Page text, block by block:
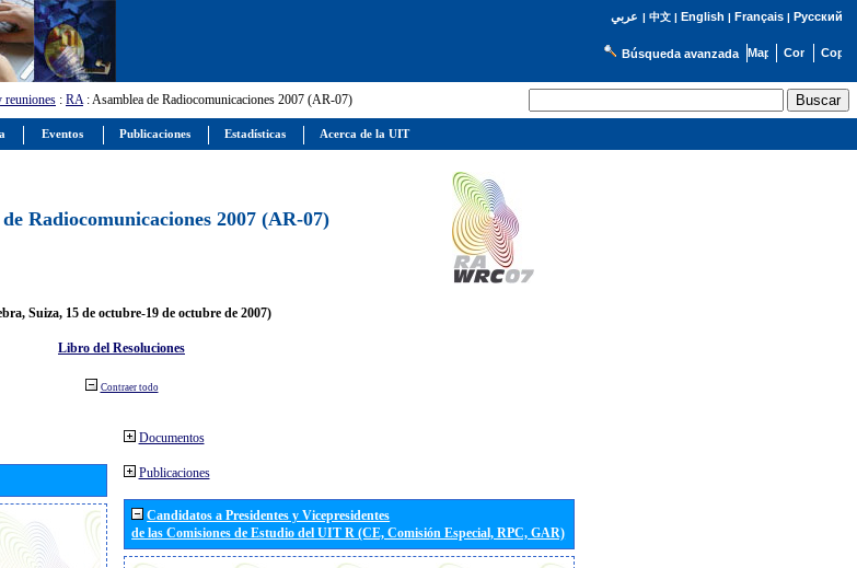
عربي | 中文| English | Français| Русский
Búsqueda avanzada
reuniones : RA: Asamblea de Radiocomunicaciones 2007 (AR-07)
Radiocomunicaciones 2007 (AR-07)
Suiza, 15 de octubre-19 de octubre de 2007)
Libro del Resoluciones
Contraer todo
Documentos
Publicaciones
Candidatos a Presidentes y Vicepresidentes
de las Comisiones de Estudio del UIT R (CE, Comisión Especial, RPC, GAR)
Eventos Publicaciones Estadísticas Acerca de la UIT